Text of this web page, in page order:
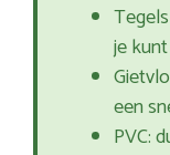
je
een
PVC: